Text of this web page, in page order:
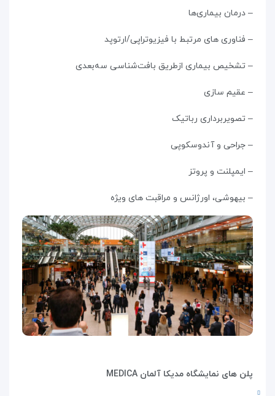
– درمان بیماری‌ها
– فناوری های مرتبط با فیزیوتراپی/ارتوپد
– تشخیص بیماری ازطریق بافت‌شناسی سه‌بعدی
– عقیم سازی
– تصویربرداری رباتیک
– جراحی و آندوسکوپی
– ایمپلنت و پروتز
– بیهوشی، اورژانس و مراقبت های ویژه
پلن های نمایشگاه مدیکا آلمان MEDICA